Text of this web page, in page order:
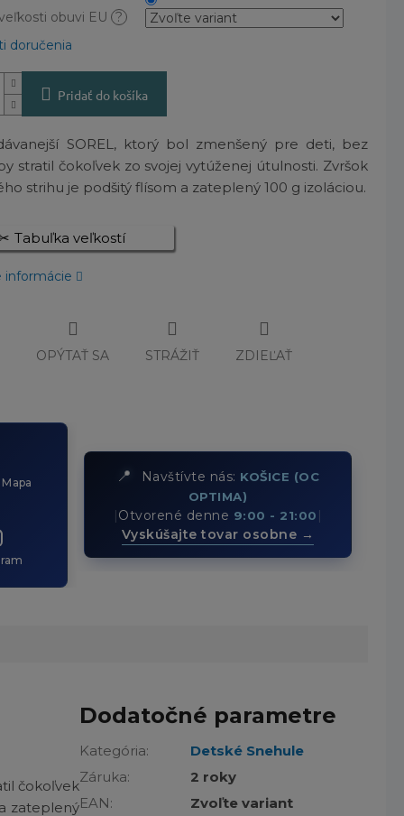
obuvi EU ?
doručenia
Pridať do košíka
SOREL, ktorý bol zmenšený pre deti, bez
stratil čokoľvek zo svojej vytúženej útulnosti. Zvršok
strihu je podšitý flísom a zateplený 100 g izoláciou.
Tabuľka veľkostí
informácie
OPÝTAŤ SA STRÁŽIŤ ZDIEĽAŤ
📍 Navštívte nás: KOŠICE (OC
OPTIMA)
Otvorené denne 9:00 - 21:00
Vyskúšajte tovar osobne →
čokoľvek
zateplený
Dodatočné parametre
Kategória:
Detské Snehule
Záruka:
2 roky
EAN:
Zvoľte variant